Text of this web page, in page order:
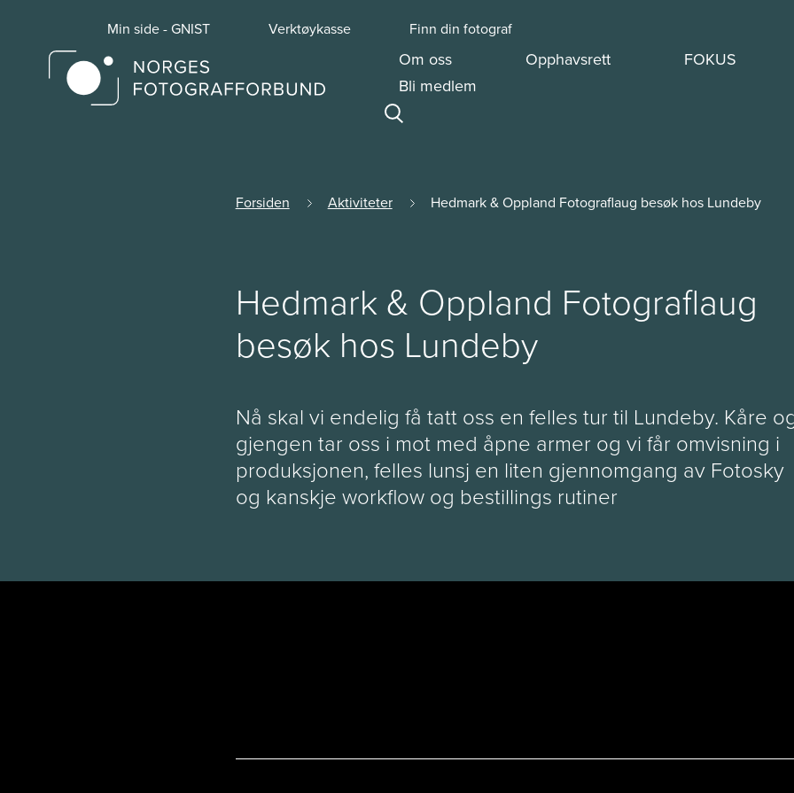
Min side - GNIST Verktøykasse Finn din fotograf
Om oss Opphavsrett
FOKUS
Bli medlem
Forsiden Aktiviteter Hedmark & Oppland Fotograflaug besøk hos Lundeby
Hedmark & Oppland Fotograflaug
besøk hos Lundeby
Nå skal vi endelig få tatt oss en felles tur til Lundeby. Kåre
gjengen tar oss i mot med åpne armer og vi får omvisning i
produksjonen, felles lunsj en liten gjennomgang av Fotosky
og kanskje workflow og bestillings rutiner